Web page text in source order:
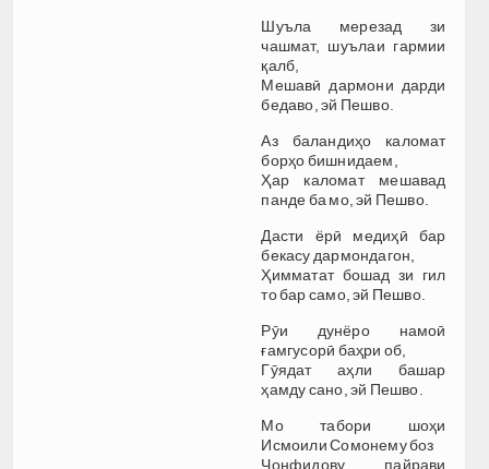
Шуъла мерезад зи
чашмат, шуълаи гармии
қалб,
Мешавӣ дармони дарди
бедаво, эй Пешво.
Аз баландиҳо каломат
борҳо бишнидаем,
Ҳар каломат мешавад
панде ба мо, эй Пешво.
Дасти ёрӣ медиҳӣ бар
бекасу дармондагон,
Ҳимматат бошад зи гил
то бар само, эй Пешво.
Рӯи дунёро намоӣ
ғамгусорӣ баҳри об,
Гӯядат аҳли башар
ҳамду сано, эй Пешво.
Мо табори шоҳи
Исмоили Сомонему боз
Ҷонфидову пайрави